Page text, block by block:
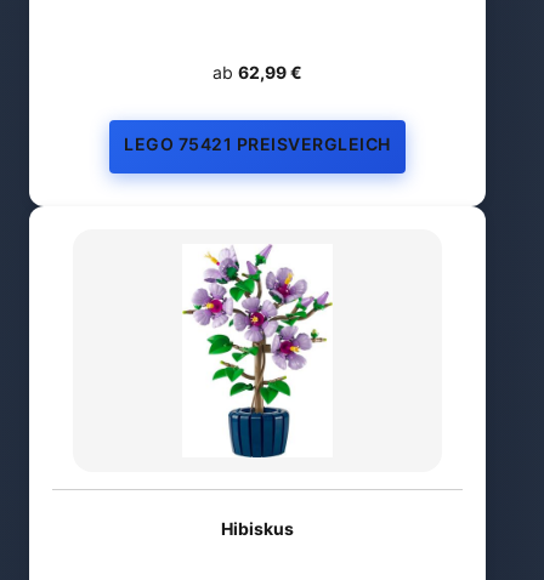
ab 62,99 €
LEGO 75421 PREISVERGLEICH
Hibiskus